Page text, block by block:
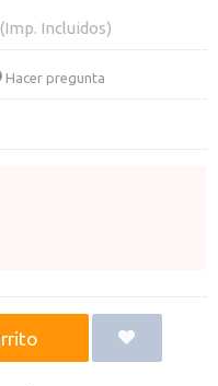
(Imp. Incluidos)
Hacer pregunta